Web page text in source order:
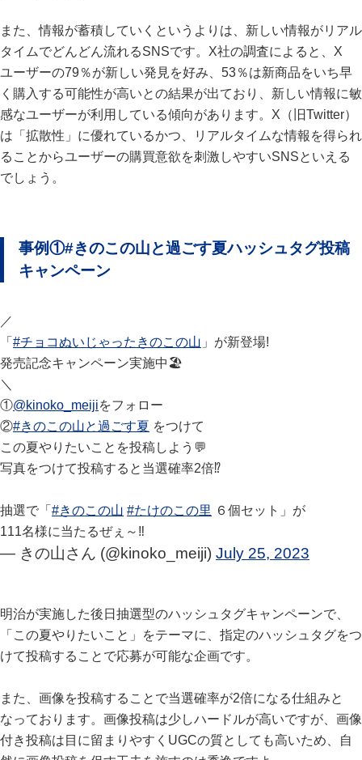
また、情報が蓄積していくというよりは、新しい情報がリアル
タイムでどんどん流れるSNSです。X社の調査によると、X
ユーザーの79％が新しい発見を好み、53％は新商品をいち早
く購入する可能性が高いとの結果が出ており、新しい情報に敏
感なユーザーが利用している傾向があります。X（旧Twitter）
は「拡散性」に優れているかつ、リアルタイムな情報を得られ
ることからユーザーの購買意欲を刺激しやすいSNSといえる
でしょう。
事例①#きのこの山と過ごす夏ハッシュタグ投稿
キャンペーン
／
「 #チョコぬいじゃったきのこの山 」が新登場!
発売記念キャンペーン実施中🏖
＼
①@kinoko_meijiをフォロー
②#きのこの山と過ごす夏 をつけて
この夏やりたいことを投稿しよう💬
写真をつけて投稿すると当選確率2倍⁉
抽選で「 #きのこの山 #たけのこの里 ６個セット」が
111名様に当たるぜぇ～‼
— きの山さん (@kinoko_meiji) July 25, 2023
明治が実施した後日抽選型のハッシュタグキャンペーンで、
「この夏やりたいこと」をテーマに、指定のハッシュタグをつ
けて投稿することで応募が可能な企画です。
また、画像を投稿することで当選確率が2倍になる仕組みと
なっております。画像投稿は少しハードルが高いですが、画像
付き投稿は目に留まりやすくUGCの質としても高いため、自